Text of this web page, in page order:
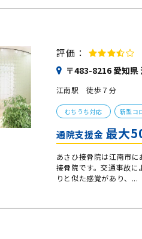
評価：
〒483-8216 愛知
江南駅 徒歩７分
むちうち対応 新型コ
通院支援金 最大
あさひ接骨院は江南市
接骨院です。交通事故
りと似た感覚があり、...